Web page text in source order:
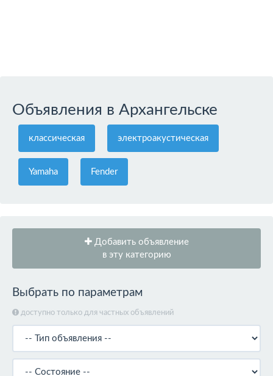
Объявления в Архангельске
классическая электроакустическая
Yamaha Fender
Добавить объявление
в эту категорию
Выбрать по параметрам
доступно только для частных объявлений